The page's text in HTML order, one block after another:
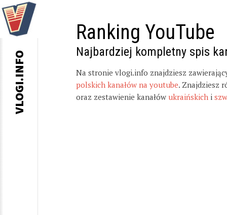
Ranking YouTube
Najbardziej kompletny spis
Na stronie vlogi.info znajdziesz
polskich kanałów na youtube. Znajdziesz
oraz zestawienie kanałów ukraińskich i
VLOGI.INFO